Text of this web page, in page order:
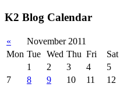
K2 Blog Calendar
« November 2011
Mon Tue Wed Thu Fri Sat
1
2 3 4 5
7
8 9 10 11 12